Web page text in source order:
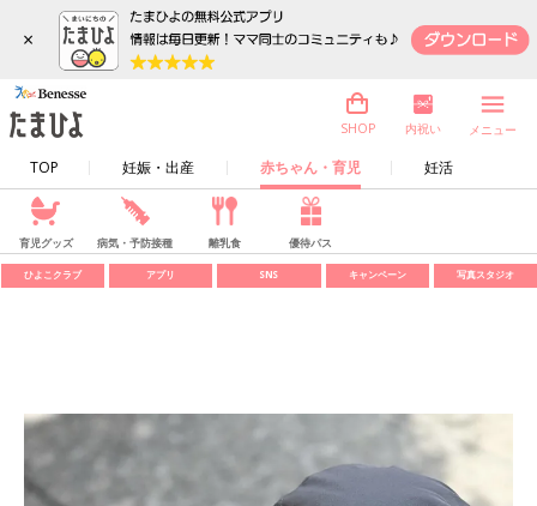
×
TOP 妊娠・出産 赤ちゃん・育児 妊活
SHOP 内祝い メニュー
育児グッズ 病気・予防接種 離乳食 優待パス
ひよこクラブ アプリ SNS キャンペーン 写真スタジオ